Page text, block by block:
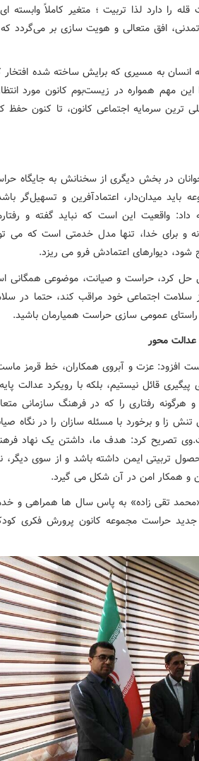
دارد لذا تربیت ؛ متغیر کاملاً وابسته
افق متعالی و هویت سازی بر می‌گردد
انسان به مسیری که برایش ساخته شده افتخار
مهم همواره در زیست‌بوم کانون مورد
ترین سرمایه اجتماعی کانون، تا کنون حفظ
در بخش دیگری از سخنانش به جایگاه
میدان‌دار، اعتمادآفرین و تسهیل‌گر
واقعیت این است که نباید گفته و
برای خدا، تنها مدل خدمتی است که می
شود، دیوارهای اعتمادش فرو می ریزد.
حل کرد، حراست و صیانت، موضوعی همگانی
سلامت اجتماعی خود مراقب کند، حتما در
عمومی سازی حراست همیارمان باشید.
عدالت محور
افزود: عزت و آبروی همکاران، خط قرمز
پیگیری قائل نیستیم، بلکه با رویکرد عدالت
هرگونه رفتاری را که در فرهنگ سازمانی
زا و برخورد با مسئله سازان را در نگاه
تصریح کرد: هدف ما، داشتن یک نهاد
تربیتی ایمن داشته باشد و از سوی دیگر،
و همکار امن در آن شکل می گیرد.
تقی زاده» به پاس سال ها همراهی و
حراست مجموعه کانون پرورش فکری